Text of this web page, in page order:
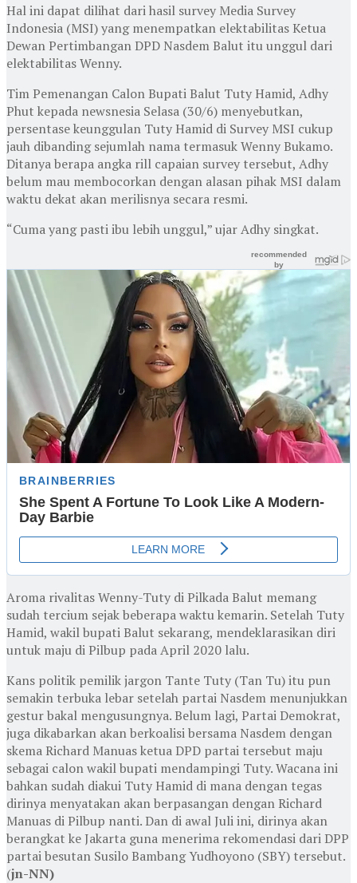
Hal ini dapat dilihat dari hasil survey Media Survey
Indonesia (MSI) yang menempatkan elektabilitas Ketua
Dewan Pertimbangan DPD Nasdem Balut itu unggul dari
elektabilitas Wenny.
Tim Pemenangan Calon Bupati Balut Tuty Hamid, Adhy
Phut kepada newsnesia Selasa (30/6) menyebutkan,
persentase keunggulan Tuty Hamid di Survey MSI cukup
jauh dibanding sejumlah nama termasuk Wenny Bukamo.
Ditanya berapa angka rill capaian survey tersebut, Adhy
belum mau membocorkan dengan alasan pihak MSI dalam
waktu dekat akan merilisnya secara resmi.
“Cuma yang pasti ibu lebih unggul,” ujar Adhy singkat.
Aroma rivalitas Wenny-Tuty di Pilkada Balut memang
sudah tercium sejak beberapa waktu kemarin. Setelah Tuty
Hamid, wakil bupati Balut sekarang, mendeklarasikan diri
untuk maju di Pilbup pada April 2020 lalu.
Kans politik pemilik jargon Tante Tuty (Tan Tu) itu pun
semakin terbuka lebar setelah partai Nasdem menunjukkan
gestur bakal mengusungnya. Belum lagi, Partai Demokrat,
juga dikabarkan akan berkoalisi bersama Nasdem dengan
skema Richard Manuas ketua DPD partai tersebut maju
sebagai calon wakil bupati mendampingi Tuty. Wacana ini
bahkan sudah diakui Tuty Hamid di mana dengan tegas
dirinya menyatakan akan berpasangan dengan Richard
Manuas di Pilbup nanti. Dan di awal Juli ini, dirinya akan
berangkat ke Jakarta guna menerima rekomendasi dari DPP
partai besutan Susilo Bambang Yudhoyono (SBY) tersebut.
(jn-NN)